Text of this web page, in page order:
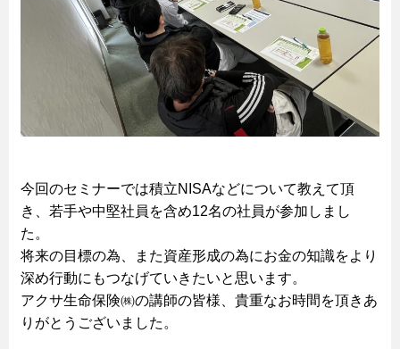
今回のセミナーでは積立NISAなどについて教えて頂
き、若手や中堅社員を含め12名の社員が参加しまし
た。
将来の目標の為、また資産形成の為にお金の知識をより
深め行動にもつなげていきたいと思います。
アクサ生命保険㈱の講師の皆様、貴重なお時間を頂きあ
りがとうございました。